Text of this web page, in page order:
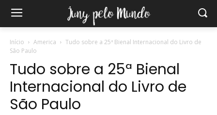
Início America
Tudo sobre a 25ª Bienal Internacional do Livro de
São Paulo
Tudo sobre a 25ª Bienal
Internacional do Livro de
São Paulo